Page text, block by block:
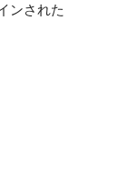
ンされた